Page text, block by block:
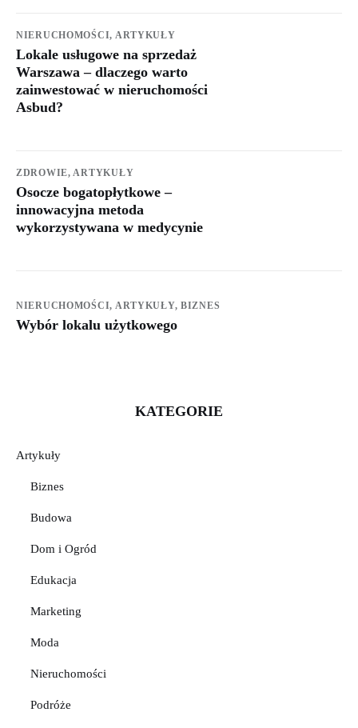
NIERUCHOMOŚCI, ARTYKUŁY
Lokale usługowe na sprzedaż
Warszawa – dlaczego warto
zainwestować w nieruchomości
Asbud?
ZDROWIE,ARTYKUŁY
Osocze bogatopłytkowe –
innowacyjna metoda
wykorzystywana w medycynie
NIERUCHOMOŚCI, ARTYKUŁY,BIZNES
Wybór lokalu użytkowego
KATEGORIE
Artykuły
Biznes
Budowa
Dom i Ogród
Edukacja
Marketing
Moda
Nieruchomości
Podróże